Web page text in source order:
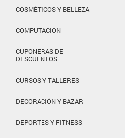
COSMÉTICOS Y BELLEZA
COMPUTACION
CUPONERAS DE
DESCUENTOS
CURSOS Y TALLERES
DECORACIÓN Y BAZAR
DEPORTES Y FITNESS